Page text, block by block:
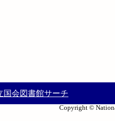
国会図書館サーチ
Copyright ©